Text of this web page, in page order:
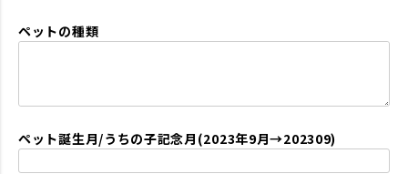
ペットの種類
ペット誕生月/うちの子記念月(2023年9月→202309)